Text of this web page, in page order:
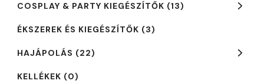
COSPLAY & PARTY KIEGÉSZÍTŐK (13)
ÉKSZEREK ÉS KIEGÉSZÍTŐK (3)
HAJÁPOLÁS (22)
KELLÉKEK (0)